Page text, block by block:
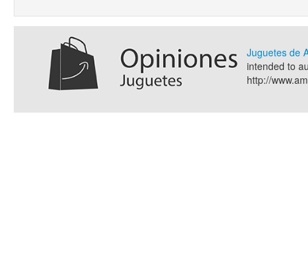
Juguetes de
intended to
http://